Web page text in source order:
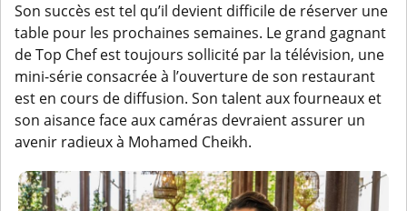
Son succès est tel qu’il devient difficile de réserver une
table pour les prochaines semaines. Le grand gagnant
de Top Chef est toujours sollicité par la télévision, une
mini-série consacrée à l’ouverture de son restaurant
est en cours de diffusion. Son talent aux fourneaux et
son aisance face aux caméras devraient assurer un
avenir radieux à Mohamed Cheikh.